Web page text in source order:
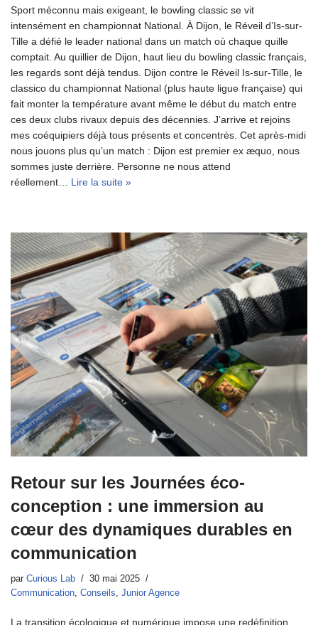
Sport méconnu mais exigeant, le bowling classic se vit
intensément en championnat National. À Dijon, le Réveil d’Is-sur-
Tille a défié le leader national dans un match où chaque quille
comptait. Au quillier de Dijon, haut lieu du bowling classic français,
les regards sont déjà tendus. Dijon contre le Réveil Is-sur-Tille, le
classico du championnat National (plus haute ligue française) qui
fait monter la température avant même le début du match entre
ces deux clubs rivaux depuis des décennies. J’arrive et rejoins
mes coéquipiers déjà tous présents et concentrés. Cet après-midi
nous jouons plus qu’un match : Dijon est premier ex æquo, nous
sommes juste derrière. Personne ne nous attend
réellement… Lire la suite »
Retour sur les Journées éco-
conception : une immersion au
cœur des dynamiques durables en
communication
par Curious Lab
30 mai 2025
Communication Conseils Junior Agence
La transition écologique et numérique impose une redéfinition